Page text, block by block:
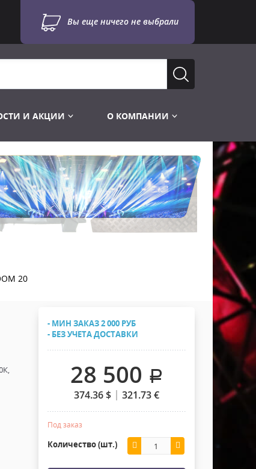
Вы еще ничего не выбрали
Лампы UV TUV HNS
Лампы видеопроекторные
Пускорегулирующая аппаратура
Инструменты
Готовые комплекты
Конструктор МИКРОСЦЕНА
Лебёдки и Аксессуары
Фермы Штативы Стойки
Хомуты Кронштейны Страховка
Защитные чехлы и Кейсы
6и канальные модули
Лежачий полицейский ИДН
И АКЦИИ О КОМПАНИИ
20
- МИН ЗАКАЗ 2 000 РУБ
- БЕЗ УЧЕТА ДОСТАВКИ
28 500 .
374.36$ 321.73€
Под заказ
Количество (шт.)